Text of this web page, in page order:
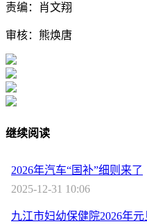
责编：肖文翔
审核：熊焕唐
继续阅读
2026年汽车“国补”细则来了
2025-12-31 10:06
九江市妇幼保健院2026年